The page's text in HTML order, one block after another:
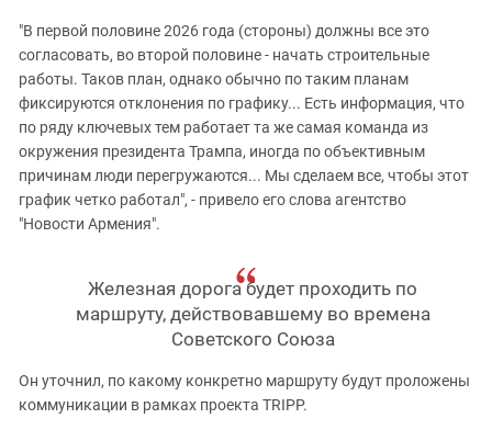
"В первой половине 2026 года (стороны) должны все это
согласовать, во второй половине - начать строительные
работы. Таков план, однако обычно по таким планам
фиксируются отклонения по графику... Есть информация, что
по ряду ключевых тем работает та же самая команда из
окружения президента Трампа, иногда по объективным
причинам люди перегружаются... Мы сделаем все, чтобы этот
график четко работал", - привело его слова агентство
"Новости Армения".
Железная дорога будет проходить по
маршруту, действовавшему во времена
Советского Союза
Он уточнил, по какому конкретно маршруту будут проложены
коммуникации в рамках проекта TRIPP.